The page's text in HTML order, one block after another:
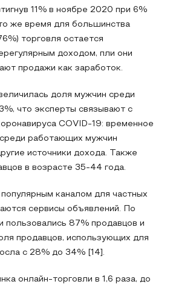
11% в ноябре 2020 при 6%
же время для большинства
торговля остается
доходом, пли они
продажи как заработок.
доля мужчин среди
что эксперты связывают с
COVID-19: временное
работающих мужчин
источники дохода. Также
в возрасте 35-44 года.
каналом для частных
сервисы объявлений. По
пользовались 87% продавцов и
продавцов, использующих для
с 28% до 34% [14].
онлайн-торговли в 1,6 раза, до